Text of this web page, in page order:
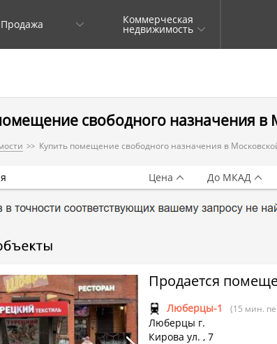
Продажа Коммерческая
недвижимость
свободного назначения
Купить помещение свободного назначения в
Люберцы-1 (15 мин.
Люберцы г.
Кирова ул. , 7
Цена До МКАД